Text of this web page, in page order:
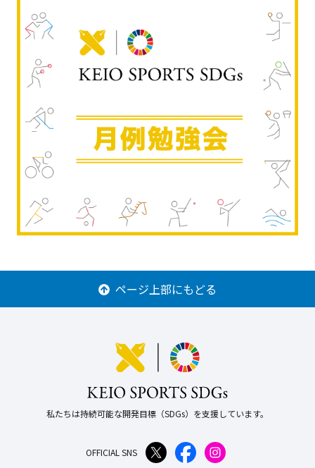
ページ上部にもどる
私たちは持続可能な開発目標（SDGs）を支援しています。
OFFICIAL SNS